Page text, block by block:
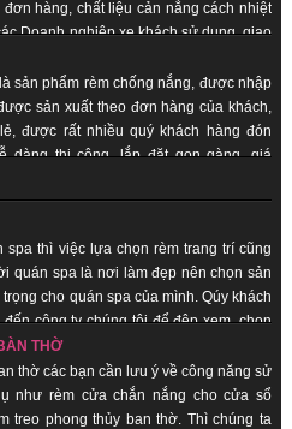
hàng, chất liệu cản nắng cách nhiệt
Doanh nghiệp xe khách sử dụng, giao
sản phẩm rèm chống nắng, được nhập
sản xuất theo đơn hàng của khách,
được rất nhiều quý khách hàng đón
dàng thi công, lắp đặt gọn gàng, giá
lượng.
spa thì việc lựa chọn rèm trang trí cũng
quán spa là nơi làm đẹp nên chọn sản
cho quán spa của mình. Qúy khách
công ty chúng tôi để đệp xem, chọn
với đội ngũ nhân viên lâu năm trong
tiết kiệm chi phí, được sử dụng sản
THỜ
thờ các bạn cần lưu ý về công năng sử
như rèm cửa chắn nắng cho cửa sổ
treo phong thủy ban thờ. Thì chúng ta